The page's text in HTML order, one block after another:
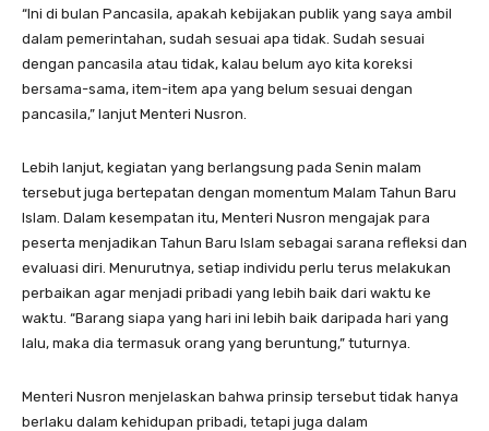
“Ini di bulan Pancasila, apakah kebijakan publik yang saya ambil
dalam pemerintahan, sudah sesuai apa tidak. Sudah sesuai
dengan pancasila atau tidak, kalau belum ayo kita koreksi
bersama-sama, item-item apa yang belum sesuai dengan
pancasila,” lanjut Menteri Nusron.
Lebih lanjut, kegiatan yang berlangsung pada Senin malam
tersebut juga bertepatan dengan momentum Malam Tahun Baru
Islam. Dalam kesempatan itu, Menteri Nusron mengajak para
peserta menjadikan Tahun Baru Islam sebagai sarana refleksi dan
evaluasi diri. Menurutnya, setiap individu perlu terus melakukan
perbaikan agar menjadi pribadi yang lebih baik dari waktu ke
waktu. “Barang siapa yang hari ini lebih baik daripada hari yang
lalu, maka dia termasuk orang yang beruntung,” tuturnya.
Menteri Nusron menjelaskan bahwa prinsip tersebut tidak hanya
berlaku dalam kehidupan pribadi, tetapi juga dalam